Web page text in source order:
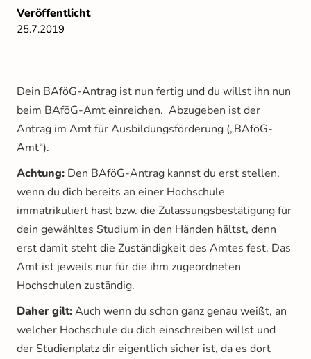
Veröffentlicht
25.7.2019
Dein BAföG-Antrag ist nun fertig und du willst ihn nun
beim BAföG-Amt einreichen. Abzugeben ist der
Antrag im Amt für Ausbildungsförderung („BAföG-
Amt“).
Achtung: Den BAföG-Antrag kannst du erst stellen,
wenn du dich bereits an einer Hochschule
immatrikuliert hast bzw. die Zulassungsbestätigung für
dein gewähltes Studium in den Händen hältst, denn
erst damit steht die Zuständigkeit des Amtes fest. Das
Amt ist jeweils nur für die ihm zugeordneten
Hochschulen zuständig.
Daher gilt:Auch wenn du schon ganz genau weißt, an
welcher Hochschule du dich einschreiben willst und
der Studienplatz dir eigentlich sicher ist, da es dort